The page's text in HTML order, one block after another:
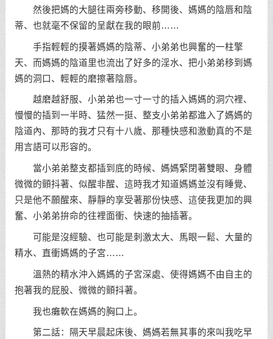
然後把媽的大腿往兩旁移動、移開後、媽媽的陰唇和陰
蒂、也就毫不保留的呈獻在我的眼前……
手指輕輕的摸著媽媽的陰蒂、小弟弟也興奮的一柱擎
天、而媽媽的陰道里也流出了好多的淫水、把小弟弟移到媽
媽的洞口、輕輕的磨擦著陰唇。
越磨越舒服、小弟弟也一寸一寸的插入媽媽的洞穴裡、
慢慢的插到一半時、猛然一挺、整支小弟弟都進入了媽媽的
陰道內、那時的我才只有十八歲、那種快感和激動真的不是
用言語可以形容的。
當小弟弟整支都插到底的時候、媽媽緊閉著雙眼、身體
微微的顫抖著、似醒非醒、這時我才知道媽媽並沒有睡覺、
只是他不願醒來、靜靜的享受著那份快感、這使我更加的興
奮、小弟弟拚命的往裡面衝、快速的抽插著。
可能是沒經驗、也可能是刺激太大、馬眼一鬆、大量的
精水、直衝媽媽的子宮……
溫熱的精水沖入媽媽的子宮深處、使得媽媽不由自主的
抱著我的屁股、微微的顫抖著。
我也癱軟在媽媽的胸口上。
第二話：隔天早晨起床後、媽媽若無其事的來叫我吃早